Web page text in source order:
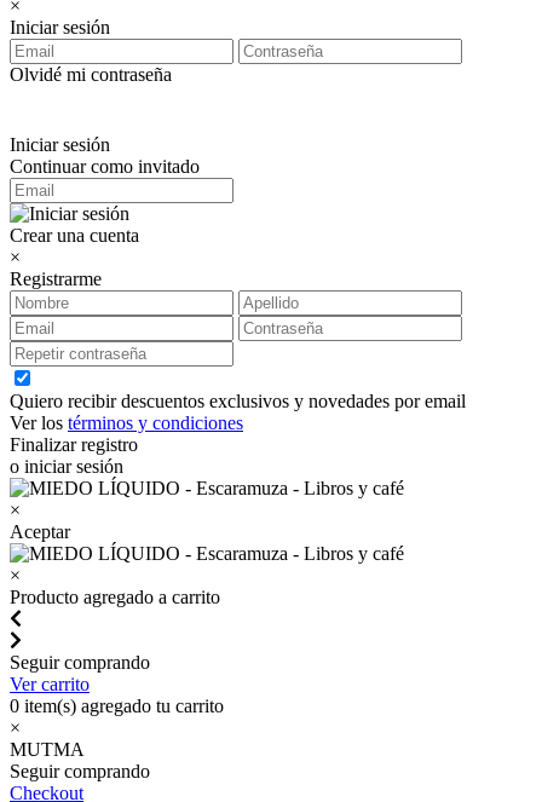
×
Iniciar sesión
Olvidé mi contraseña
Iniciar sesión
Continuar como invitado
Crear una cuenta
×
Registrarme
Quiero recibir descuentos exclusivos y novedades por email
Ver los términos y condiciones
Finalizar registro
o iniciar sesión
×
Aceptar
×
Producto agregado a carrito
Seguir comprando
Ver carrito
0 item(s) agregado tu carrito
×
MUTMA
Seguir comprando
Checkout